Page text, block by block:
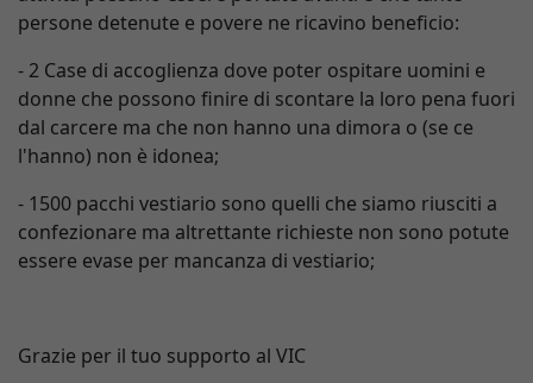
persone detenute e povere ne ricavino beneficio:
- 2 Case di accoglienza dove poter ospitare uomini e
donne che possono finire di scontare la loro pena fuori
dal carcere ma che non hanno una dimora o (se ce
l'hanno) non è idonea;
- 1500 pacchi vestiario sono quelli che siamo riusciti a
confezionare ma altrettante richieste non sono potute
essere evase per mancanza di vestiario;
Grazie per il tuo supporto al VIC